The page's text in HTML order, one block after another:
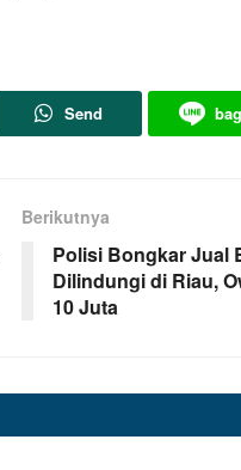
Send
Berikutnya
Polisi Bongkar Jual
Dilindungi di Riau,
10 Juta